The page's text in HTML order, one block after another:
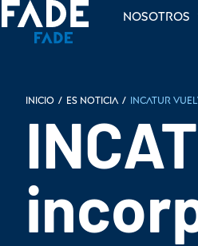
Nosotros
INICIO / Es noticia / INCATUR